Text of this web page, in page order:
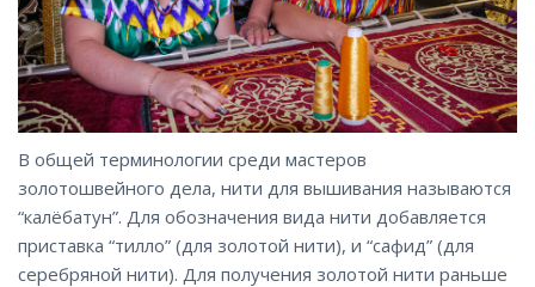
В общей терминологии среди мастеров
золотошвейного дела, нити для вышивания называются
“калёбатун”. Для обозначения вида нити добавляется
приставка “тилло” (для золотой нити), и “сафид” (для
серебряной нити). Для получения золотой нити раньше